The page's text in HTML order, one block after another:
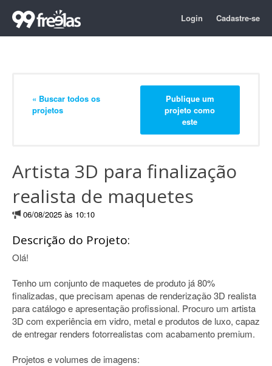
Login Cadastre-se
« Buscar todos os
projetos
Publique um
projeto como
este
Artista 3D para finalização
realista de maquetes
06/08/2025 às 10:10
Descrição do Projeto:
Olá!
Tenho um conjunto de maquetes de produto já 80%
finalizadas, que precisam apenas de renderização 3D realista
para catálogo e apresentação profissional. Procuro um artista
3D com experiência em vidro, metal e produtos de luxo, capaz
de entregar renders fotorrealistas com acabamento premium.
Projetos e volumes de imagens: